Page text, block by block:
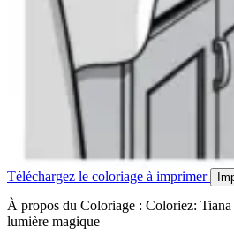
Téléchargez le coloriage à imprimer
À propos du Coloriage : Coloriez: Tiana
lumière magique